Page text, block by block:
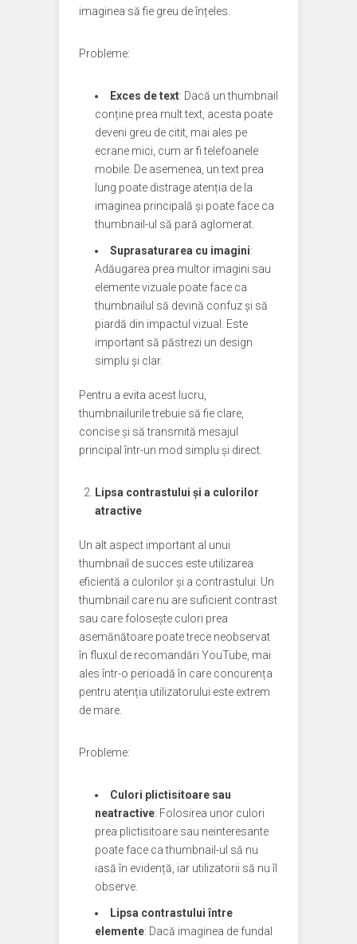
imaginea să fie greu de înțeles.
Probleme:
Exces de text: Dacă un thumbnail
conține prea mult text, acesta poate
deveni greu de citit, mai ales pe
ecrane mici, cum ar fi telefoanele
mobile. De asemenea, un text prea
lung poate distrage atenția de la
imaginea principală și poate face ca
thumbnail-ul să pară aglomerat.
Suprasaturarea cu imagini:
Adăugarea prea multor imagini sau
elemente vizuale poate face ca
thumbnailul să devină confuz și să
piardă din impactul vizual. Este
important să păstrezi un design
simplu și clar.
Pentru a evita acest lucru,
thumbnailurile trebuie să fie clare,
concise și să transmită mesajul
principal într-un mod simplu și direct.
Lipsa contrastului și a culorilor
atractive
Un alt aspect important al unui
thumbnail de succes este utilizarea
eficientă a culorilor și a contrastului. Un
thumbnail care nu are suficient contrast
sau care folosește culori prea
asemănătoare poate trece neobservat
în fluxul de recomandări YouTube, mai
ales într-o perioadă în care concurența
pentru atenția utilizatorului este extrem
de mare.
Probleme:
Culori plictisitoare sau
neatractive: Folosirea unor culori
prea plictisitoare sau neinteresante
poate face ca thumbnail-ul să nu
iasă în evidență, iar utilizatorii să nu îl
observe.
Lipsa contrastului între
elemente: Dacă imaginea de fundal